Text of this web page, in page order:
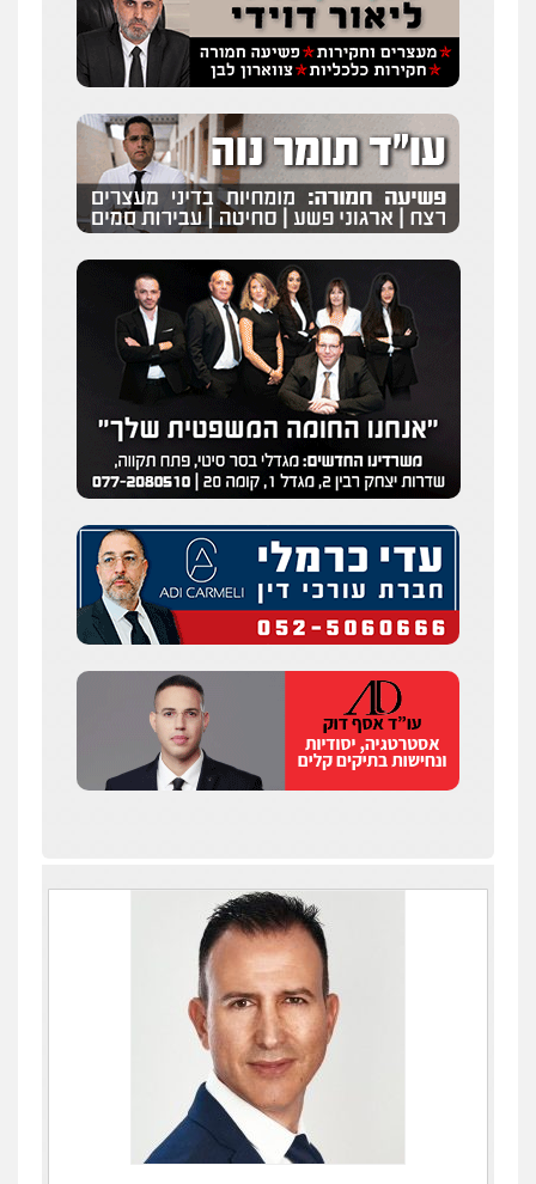
0505417090
שני אלגרבלי – משרד עורכי דין
פלילי עורכי דין לענייני אסירים
0507120031
עו"ד אייל אביטל
פשיעה חמורה מעצרים וחקירות